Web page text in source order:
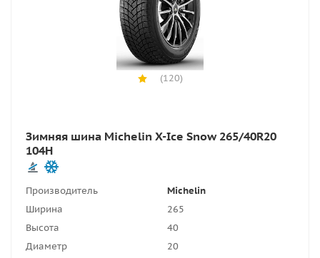
(120)
Зимняя шина Michelin X-Ice Snow 265/40R20
104H
Производитель
Michelin
Ширина
265
Высота
40
Диаметр
20